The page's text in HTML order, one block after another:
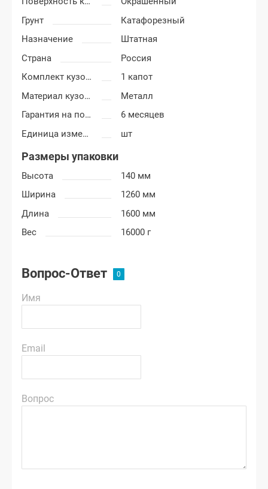
Грунт
Катафорезный
Назначение
Штатная
Страна
Россия
Комплект кузовных деталей
1 капот
Материал кузовных деталей
Металл
Гарантия на покраску
6 месяцев
Единица измерения
шт
Размеры упаковки
Высота
140 мм
Ширина
1260 мм
Длина
1600 мм
Вес
16000 г
Вопрос-Ответ
Имя
Email
Вопрос